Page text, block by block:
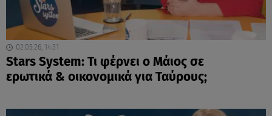
02.05.26, 14:31
Stars System: Τι φέρνει ο Μάιος σε
ερωτικά & οικονομικά για Ταύρους;